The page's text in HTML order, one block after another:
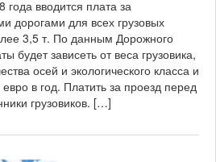
.
0
6
.
0
2
1
вводится плата за
дорогами для всех грузовых
3,5 т. По данным Дорожного
будет зависеть от веса грузовика,
осей и экологического класса и
в год. Платить за проезд перед
грузовиков. […]